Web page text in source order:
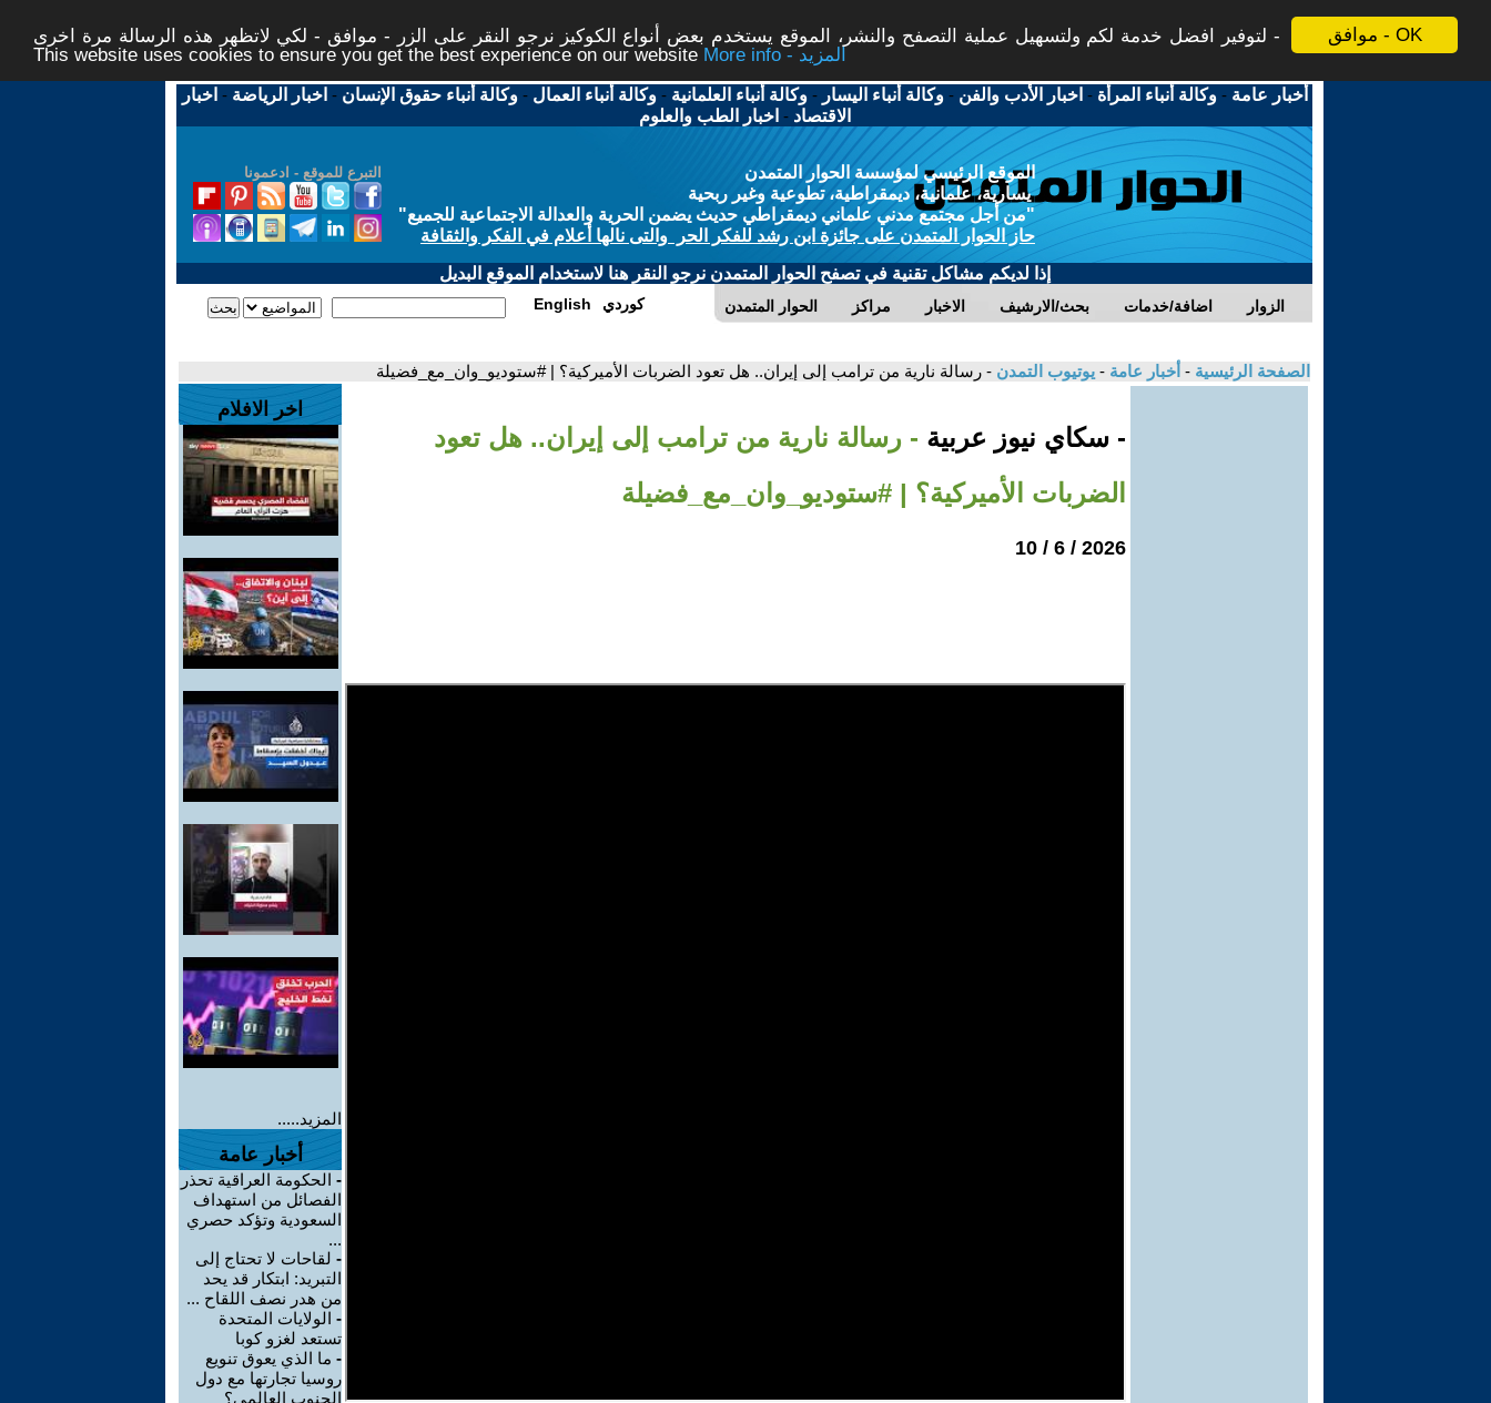
موافق - OK
لتوفير افضل خدمة لكم ولتسهيل عملية التصفح والنشر، الموقع يستخدم بعض أنواع الكوكيز نرجو النقر على الزر - موافق - لكي لاتظهر هذه الرسالة مرة اخرى -
This website uses cookies to ensure you get the best experience on our website
More info - المزيد
أخبار عامة -وكالة أنباء المرأة - اخبار الأدب والفن -وكالة أنباء اليسار -وكالة أنباء العلمانية -وكالة أنباء العمال -وكالة أنباء حقوق الإنسان - اخبار الرياضة - اخبار
الاقتصاد - اخبار الطب والعلوم
التبرع للموقع - ادعمونا
الموقع الرئيسي لمؤسسة الحوار المتمدن
يسارية، علمانية، ديمقراطية، تطوعية وغير ربحية
"من أجل مجتمع مدني علماني ديمقراطي حديث يضمن الحرية والعدالة الاجتماعية للجميع"
حاز الحوار المتمدن على جائزة ابن رشد للفكر الحر والتى نالها أعلام في الفكر والثقافة
إذا لديكم مشاكل تقنية في تصفح الحوار المتمدن نرجو النقر هنا لاستخدام الموقع البديل
الحوار المتمدن مراكز الاخبار بحث/الارشيف اضافة/خدمات الزوار English كوردي
الصفحة الرئيسية - أخبار عامة - يوتيوب التمدن - رسالة نارية من ترامب إلى إيران.. هل تعود الضربات الأميركية؟ | #ستوديو_وان_مع_فضيلة
- سكاي نيوز عربية - رسالة نارية من ترامب إلى إيران.. هل تعود
الضربات الأميركية؟ | #ستوديو_وان_مع_فضيلة
2026 / 6 / 10
اخر الافلام
المزيد.....
أخبار عامة
- الحكومة العراقية تحذر
الفصائل من استهداف
السعودية وتؤكد حصري
...
- لقاحات لا تحتاج إلى
التبريد: ابتكار قد يحد
من هدر نصف اللقاح ...
- الولايات المتحدة
تستعد لغزو كوبا
- ما الذي يعوق تنويع
روسيا تجارتها مع دول
الجنوب العالمي؟